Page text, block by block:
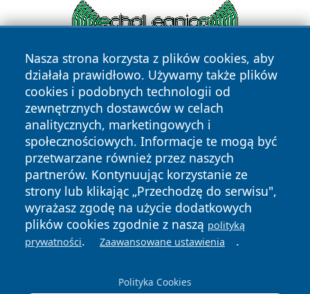
Nasza strona korzysta z plików cookies, aby
działała prawidłowo. Używamy także plików
cookies i podobnych technologii od
zewnętrznych dostawców w celach
analitycznych, marketingowych i
społecznościowych. Informacje te mogą być
przetwarzane również przez naszych
partnerów. Kontynuując korzystanie ze
strony lub klikając „Przechodzę do serwisu",
wyrażasz zgodę na użycie dodatkowych
plików cookies zgodnie z naszą polityką
prywatności. Zaawansowane ustawienia .
Polityka Cookies
Copyright © 2026 tarnowskie24.pl Wszystkie prawa
zastrzeżone.
News Autorzy
Polityka
Prywatności
Polityka
Cookies